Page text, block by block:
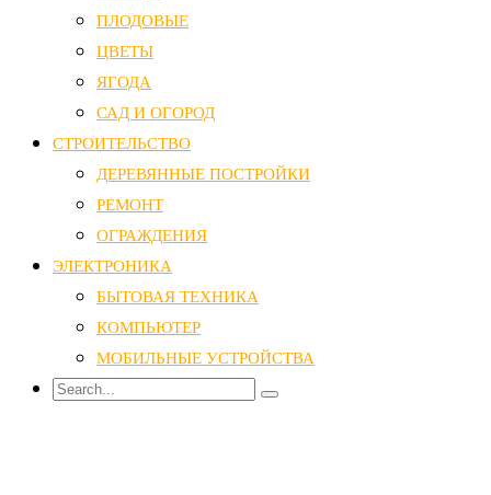
ПЛОДОВЫЕ
ЦВЕТЫ
ЯГОДА
САД И ОГОРОД
СТРОИТЕЛЬСТВО
ДЕРЕВЯННЫЕ ПОСТРОЙКИ
РЕМОНТ
ОГРАЖДЕНИЯ
ЭЛЕКТРОНИКА
БЫТОВАЯ ТЕХНИКА
КОМПЬЮТЕР
МОБИЛЬНЫЕ УСТРОЙСТВА